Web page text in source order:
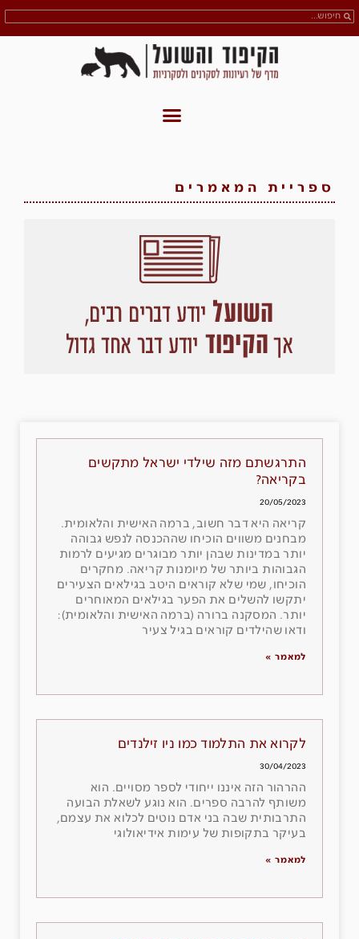
ספריית המאמרים
התרגשתם מזה שילדי ישראל מתקשים
בקריאה?
20/05/2023
קריאה היא דבר חשוב, ברמה האישית והלאומית.
מבחנים משווים הוכיחו שההכנסה לנפש גבוהה
יותר במדינות שבהן יותר מבוגרים מגיעים לרמות
הגבוהות ביותר של מיומנות קריאה. מחקרים
הוכיחו, שמי שלא קוראים היטב בגילאים הצעירים
יתקשו להשלים את הפער בגילאים המאוחרים
יותר. המסקנה ברורה (ברמה האישית והלאומית):
ודאו שהילדים קוראים בגיל צעיר
למאמר »
לקרוא את התלמוד כמו ניו זילנדים
30/04/2023
ההרהור הזה איננו ייחודי לספר מסויים. הוא
משותף להרבה ספרים. הוא נוגע לשאלת הבועה
התרבותית שבה בני אדם נוטים לכלוא את עצמם,
בעיקר בתקופות של עימות אידיאולוגי
למאמר »